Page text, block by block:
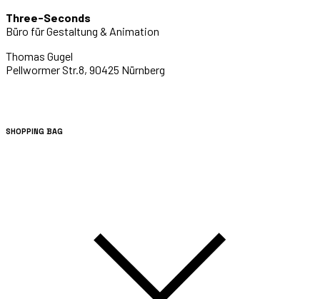
Three-Seconds
Büro für Gestaltung & Animation
Thomas Gugel
Pellwormer Str.8, 90425 Nürnberg
SHOPPING BAG